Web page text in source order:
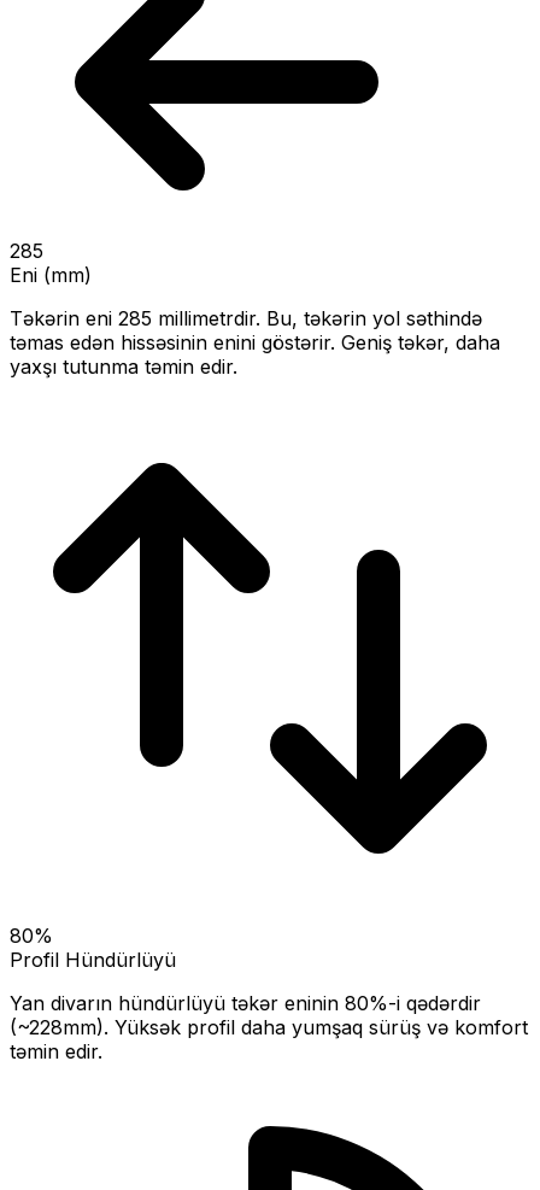
285
Eni (mm)
Təkərin eni 285 millimetrdir. Bu, təkərin yol səthində
təmas edən hissəsinin enini göstərir. Geniş təkər, daha
yaxşı tutunma təmin edir.
80%
Profil Hündürlüyü
Yan divarın hündürlüyü təkər eninin 80%-i qədərdir
(~228mm). Yüksək profil daha yumşaq sürüş və komfort
təmin edir.